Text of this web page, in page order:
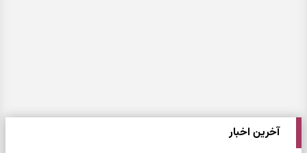
آخرین اخبار